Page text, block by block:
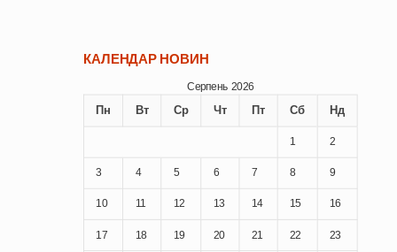
КАЛЕНДАР НОВИН
Серпень 2026
Пн Вт Ср Чт Пт Сб Нд
1 2
3 4 5 6 7 8 9
10 11 12 13 14 15 16
17 18 19 20 21 22 23